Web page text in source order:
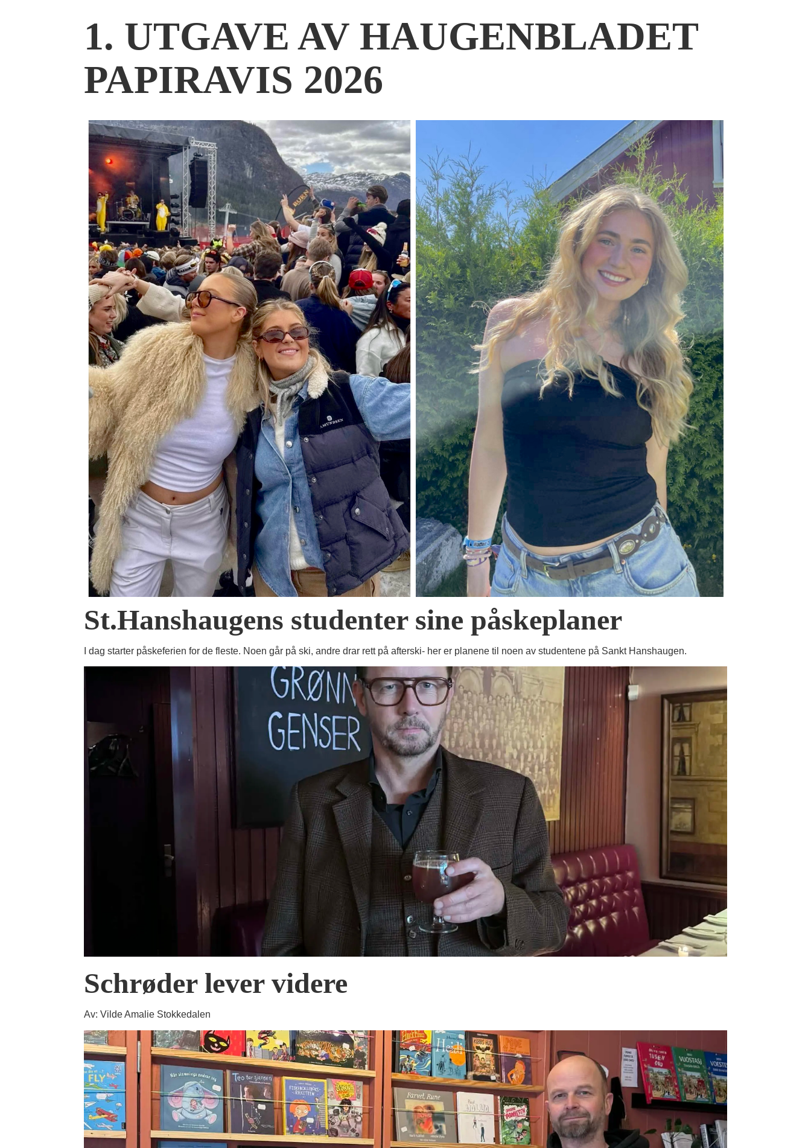
1. UTGAVE AV HAUGENBLADET
PAPIRAVIS 2026
St.Hanshaugens studenter sine påskeplaner
I dag starter påskeferien for de fleste. Noen går på ski, andre drar rett på afterski- her er planene til noen av studentene på Sankt Hanshaugen.
Schrøder lever videre
Av: Vilde Amalie Stokkedalen